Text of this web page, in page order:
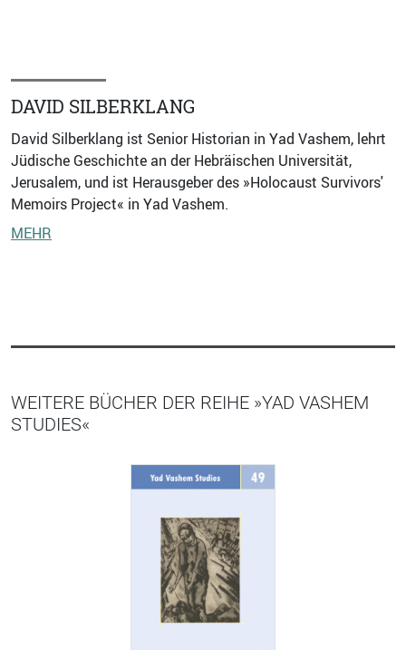
DAVID SILBERKLANG
David Silberklang ist Senior Historian in Yad Vashem, lehrt
Jüdische Geschichte an der Hebräischen Universität,
Jerusalem, und ist Herausgeber des »Holocaust Survivors'
Memoirs Project« in Yad Vashem.
MEHR
WEITERE BÜCHER DER REIHE »YAD VASHEM
STUDIES«